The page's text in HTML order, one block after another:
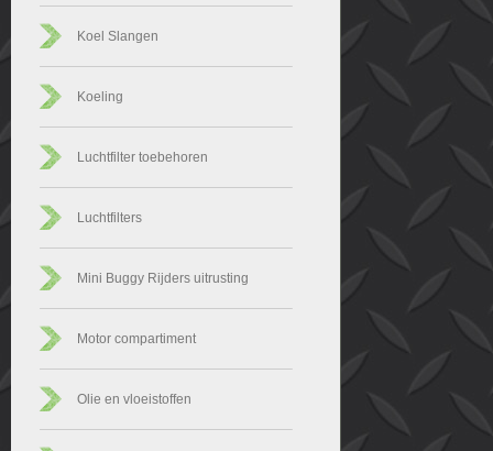
Koel Slangen
Koeling
Luchtfilter toebehoren
Luchtfilters
Mini Buggy Rijders uitrusting
Motor compartiment
Olie en vloeistoffen